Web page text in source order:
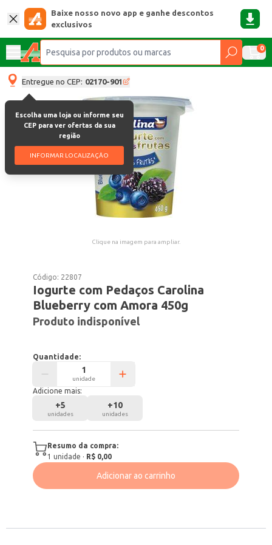
Baixe nosso novo app e ganhe descontos
exclusivos
0
Entregue no CEP: 02170-901
Escolha uma loja ou informe seu
CEP para ver ofertas da sua
região
INFORMAR LOCALIZAÇÃO
Clique na imagem para ampliar.
Código: 22807
Iogurte com Pedaços Carolina
Blueberry com Amora 450g
Produto indisponível
Quantidade:
unidade
Adicione mais:
+5
unidades
+10
unidades
Resumo da compra:
1 unidade · R$ 0,00
Adicionar ao carrinho